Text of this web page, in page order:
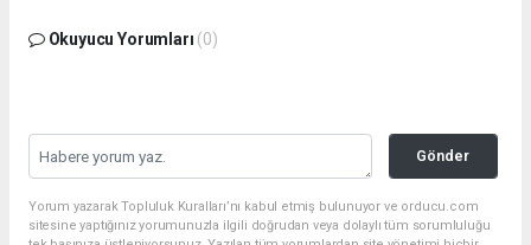
Okuyucu Yorumları (0)
Gönder
Yorum yazarak Topluluk Kuralları’nı kabul etmiş bulunuyor ve orducu.com
sitesine yaptığınız yorumunuzla ilgili doğrudan veya dolaylı tüm sorumluluğu